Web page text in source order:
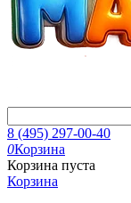
8 (495) 297-00-40
0Корзина
Корзина пуста
Корзина